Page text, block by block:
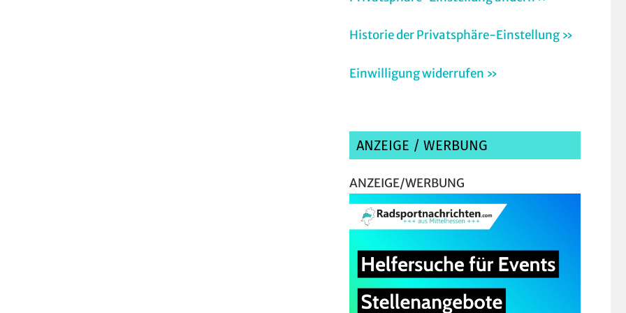
Historie der Privatsphäre-Einstellung »
Einwilligung widerrufen »
ANZEIGE / WERBUNG
ANZEIGE/WERBUNG